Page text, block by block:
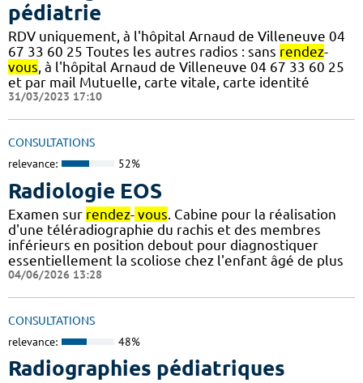
pédiatrie
RDV uniquement, à l'hôpital Arnaud de Villeneuve 04
67 33 60 25 Toutes les autres radios : sans rendez-
vous, à l'hôpital Arnaud de Villeneuve 04 67 33 60 25
et par mail Mutuelle, carte vitale, carte identité
31/03/2023 17:10
CONSULTATIONS
relevance: 52%
Radiologie EOS
Examen sur rendez- vous. Cabine pour la réalisation
d'une téléradiographie du rachis et des membres
inférieurs en position debout pour diagnostiquer
essentiellement la scoliose chez l'enfant âgé de plus
04/06/2026 13:28
CONSULTATIONS
relevance: 48%
Radiographies pédiatriques